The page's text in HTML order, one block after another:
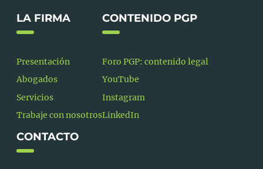
LA FIRMA
Presentación
Abogados
Servicios
Trabaje con nosotros
CONTENIDO PGP
Foro PGP: contenido legal
YouTube
Instagram
LinkedIn
CONTACTO